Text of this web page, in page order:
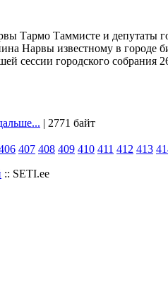
Тармо Таммисте и депутаты
Нарвы известному в городе
сессии городского собрания
| 2771 байт
407 408 409 410 411 412 413
:: SETI.ee